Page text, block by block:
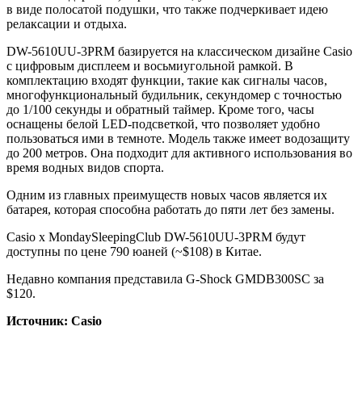
в виде полосатой подушки, что также подчеркивает идею
релаксации и отдыха.
DW-5610UU-3PRM базируется на классическом дизайне Casio
с цифровым дисплеем и восьмиугольной рамкой. В
комплектацию входят функции, такие как сигналы часов,
многофункциональный будильник, секундомер с точностью
до 1/100 секунды и обратный таймер. Кроме того, часы
оснащены белой LED-подсветкой, что позволяет удобно
пользоваться ими в темноте. Модель также имеет водозащиту
до 200 метров. Она подходит для активного использования во
время водных видов спорта.
Одним из главных преимуществ новых часов является их
батарея, которая способна работать до пяти лет без замены.
Casio x MondaySleepingClub DW-5610UU-3PRM будут
доступны по цене 790 юаней (~$108) в Китае.
Недавно компания представила G-Shock GMDB300SC за
$120.
Источник: Casio